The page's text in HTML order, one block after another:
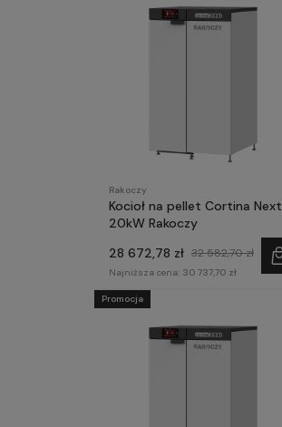
Rakoczy
Kocioł na pellet Cortina Next
20kW Rakoczy
28 672,78 zł 32 582,70 zł
Najniższa cena: 30 737,70 zł
Promocja